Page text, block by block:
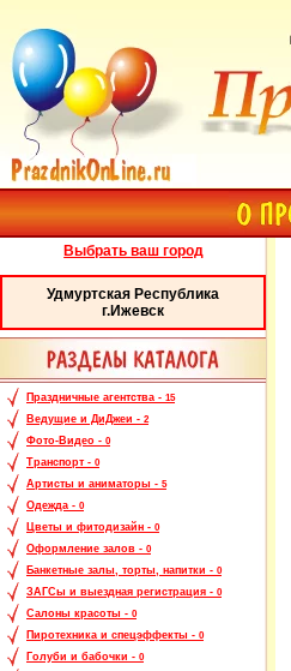
Выбрать ваш город
Удмуртская Республика
г.Ижевск
Праздничные агентства - 15
Ведущие и ДиДжеи - 2
Фото-Видео - 0
Транспорт - 0
Артисты и аниматоры - 5
Одежда - 0
Цветы и фитодизайн - 0
Оформление залов - 0
Банкетные залы, торты, напитки - 0
ЗАГСы и выездная регистрация - 0
Салоны красоты - 0
Пиротехника и спецэффекты - 0
Голуби и бабочки - 0